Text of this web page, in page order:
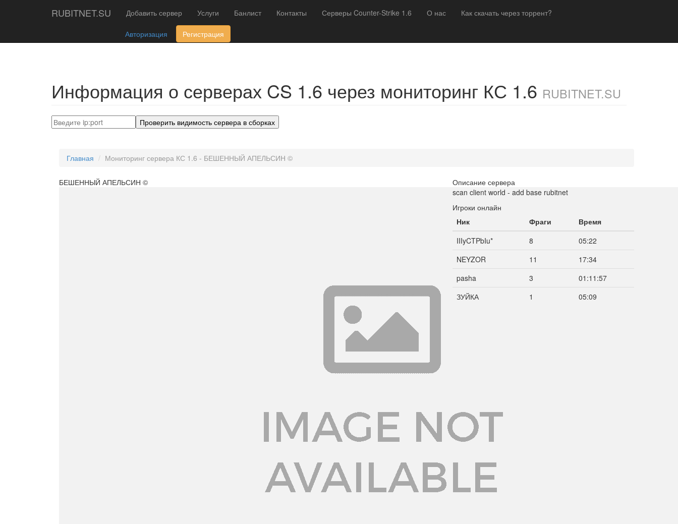
RUBITNET.SU Добавить сервер Услуги Банлист Контакты Серверы Counter-Strike 1.6 О нас Как скачать через торрент?
Авторизация Регистрация
Информация о серверах CS 1.6 через мониторинг КС 1.6 RUBITNET.SU
Проверить видимость сервера в сборках
Главная Мониторинг сервера КС 1.6 - БЕШЕННЫЙ АПЕЛЬСИН ©
БЕШЕННЫЙ АПЕЛЬСИН ©
Описание сервера
scan client world - add base rubitnet
Игроки онлайн
Ник
Фраги
Время
IIIyCTPbIu*
8
05:22
NEYZOR
11
17:34
pasha
3
01:11:57
ЗУЙКА
1 05:09